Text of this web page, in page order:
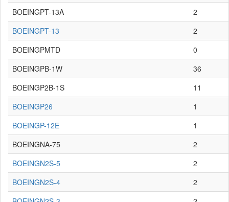
BOEINGPT-13A
2
BOEINGPT-13
2
BOEINGPMTD
0
BOEINGPB-1W
36
BOEINGP2B-1S
11
BOEINGP26
1
BOEINGP-12E
1
BOEINGNA-75
2
BOEINGN2S-5
2
BOEINGN2S-4
2